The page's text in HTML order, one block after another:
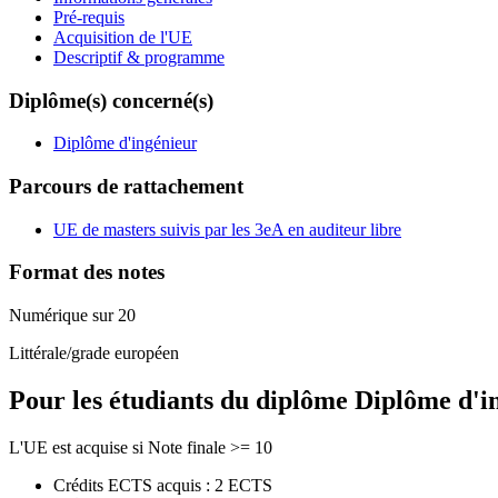
Pré-requis
Acquisition de l'UE
Descriptif & programme
Diplôme(s) concerné(s)
Diplôme d'ingénieur
Parcours de rattachement
UE de masters suivis par les 3eA en auditeur libre
Format des notes
Numérique sur 20
Littérale/grade européen
Pour les étudiants du diplôme Diplôme
L'UE est acquise si Note finale >= 10
Crédits ECTS acquis : 2 ECTS